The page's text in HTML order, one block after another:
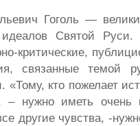
Гоголь —
Святой
критические,
связанные темой
«Тому, кто пожелает
– нужно иметь
другие чувства, -